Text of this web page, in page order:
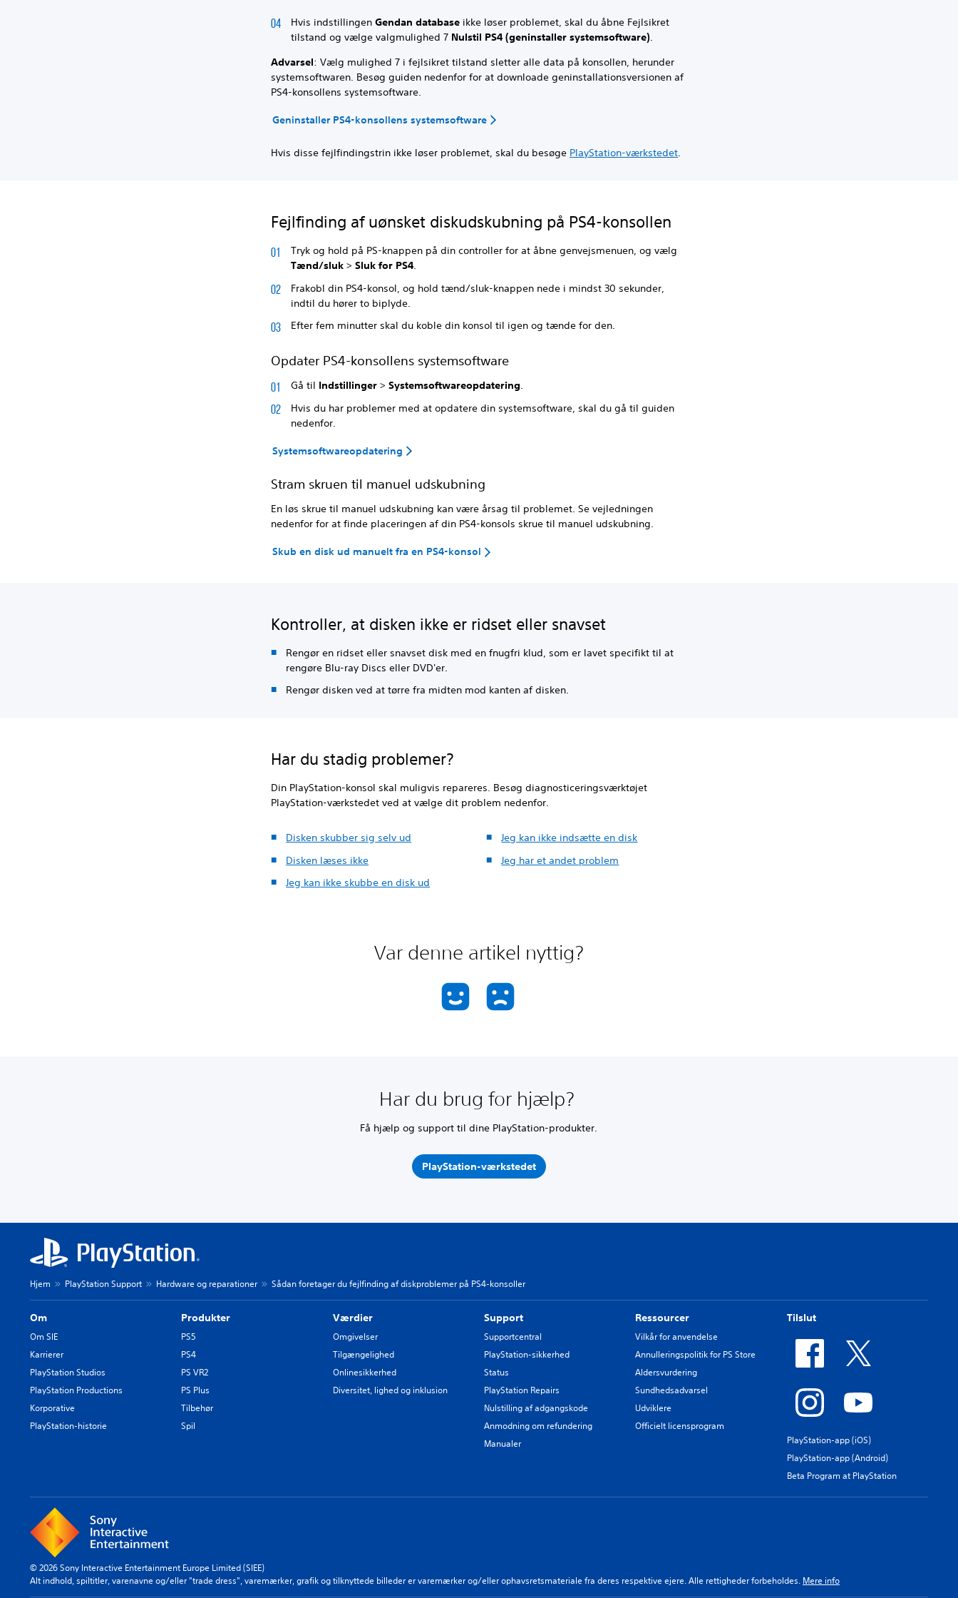
Hvis indstillingenGendan database ikke løser problemet, skal du åbne Fejlsikret
tilstand og vælge valgmulighed 7 Nulstil PS4 (geninstaller systemsoftware)
Advarsel: Vælg mulighed 7 i fejlsikret tilstand sletter alle data på konsollen, herunder
systemsoftwaren. Besøg guiden nedenfor for at downloade geninstallationsversionen af
PS4-konsollens systemsoftware.
Geninstaller PS4-konsollens systemsoftware
Hvis disse fejlfindingstrin ikke løser problemet, skal du besøge PlayStation-værkstedet.
Fejlfinding af uønsket diskudskubning på PS4-konsollen
Tryk og hold på PS-knappen på din controller for at åbne genvejsmenuen, og vælg
Tænd/sluk >Sluk for PS4.
Frakobl din PS4-konsol, og hold tænd/sluk-knappen nede i mindst 30 sekunder,
indtil du hører to biplyde.
Efter fem minutter skal du koble din konsol til igen og tænde for den.
Opdater PS4-konsollens systemsoftware
Gå til Indstillinger >Systemsoftwareopdatering.
Hvis du har problemer med at opdatere din systemsoftware, skal du gå til guiden
nedenfor.
Systemsoftwareopdatering
Stram skruen til manuel udskubning
En løs skrue til manuel udskubning kan være årsag til problemet. Se vejledningen
nedenfor for at finde placeringen af din PS4-konsols skrue til manuel udskubning.
Skub en disk ud manuelt fra en PS4-konsol
Kontroller, at disken ikke er ridset eller snavset
Rengør en ridset eller snavset disk med en fnugfri klud, som er lavet specifikt til at
rengøre Blu-ray Discs eller DVD'er.
Rengør disken ved at tørre fra midten mod kanten af disken.
Har du stadig problemer?
Din PlayStation-konsol skal muligvis repareres. Besøg diagnosticeringsværktøjet
PlayStation-værkstedet ved at vælge dit problem nedenfor.
Disken skubber sig selv ud
Disken læses ikke
Jeg kan ikke skubbe en disk ud
Jeg kan ikke indsætte en disk
Jeg har et andet problem
Var denne artikel nyttig?
Har du brug for hjælp?
Få hjælp og support til dine PlayStation-produkter.
PlayStation-værkstedet
Hjem PlayStation Support Hardware og reparationer Sådan foretager du fejlfinding af diskproblemer på PS4-konsoller
Om
Om SIE
Karrierer
PlayStation Studios
PlayStation Productions
Korporative
PlayStation-historie
Produkter
PS5
PS4
PS VR2
PS Plus
Tilbehør
Spil
Værdier
Omgivelser
Tilgængelighed
Onlinesikkerhed
Diversitet, lighed og inklusion
Support
Supportcentral
PlayStation-sikkerhed
Status
PlayStation Repairs
Nulstilling af adgangskode
Anmodning om refundering
Manualer
Ressourcer
Vilkår for anvendelse
Annulleringspolitik for PS Store
Aldersvurdering
Sundhedsadvarsel
Udviklere
Officielt licensprogram
Tilslut
PlayStation-app (iOS)
PlayStation-app (Android)
Beta Program at PlayStation
© 2026 Sony Interactive Entertainment Europe Limited (SIEE)
Alt indhold, spiltitler, varenavne og/eller "trade dress", varemærker, grafik og tilknyttede billeder er varemærker og/eller ophavsretsmateriale fra deres respektive ejere. Alle rettigheder forbeholdes. Mere info